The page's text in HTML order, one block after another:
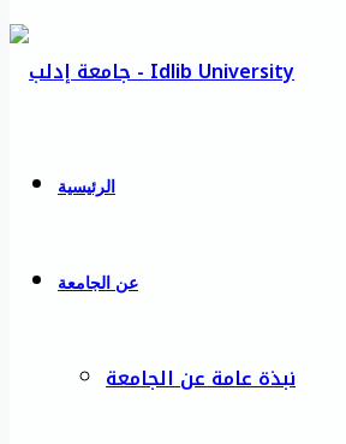
الرئيسية
عن الجامعة
نبذة عامة عن الجامعة